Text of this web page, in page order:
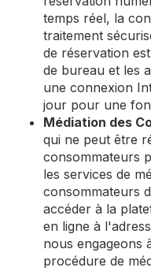
temps réel, la
traitement
de réservation
de bureau et les
une connexion
jour pour une
Médiation des
qui ne peut être
consommateurs
les services de
consommateurs
accéder à la
en ligne à
nous engageons
procédure de